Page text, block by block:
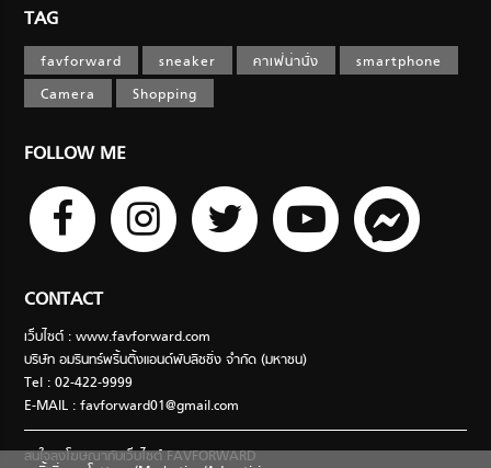
TAG
favforward sneaker คาเฟ่น่านั่ง
smartphone
Camera
Shopping
FOLLOW ME
CONTACT
เว็บไซต์ : www.favforward.com
บริษัท อมรินทร์พริ้นติ้งแอนด์พับลิชชิ่ง จำกัด (มหาชน)
Tel : 02-422-9999
E-MAIL :favforward01@gmail.com
สนใจลงโฆษณากับเว็บไซต์ FAVFORWARD